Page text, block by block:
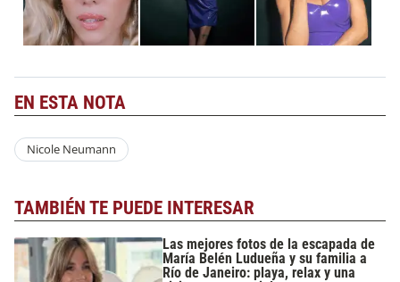
EN ESTA NOTA
Nicole Neumann
TAMBIÉN TE PUEDE INTERESAR
Las mejores fotos de la escapada de
María Belén Ludueña y su familia a
Río de Janeiro: playa, relax y una